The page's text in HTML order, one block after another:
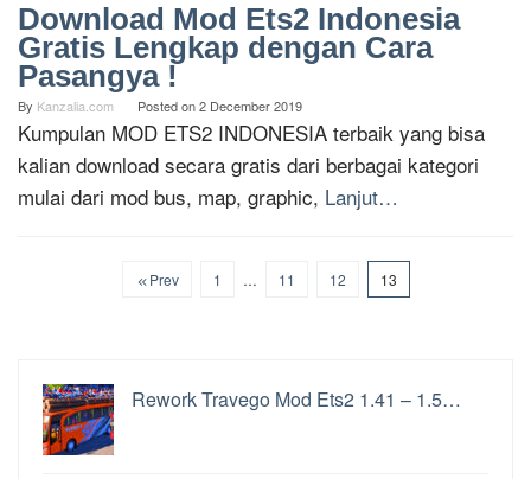
Download Mod Ets2 Indonesia
Gratis Lengkap dengan Cara
Pasangya !
By Kanzalia.com Posted on2 December 2019
Kumpulan MOD ETS2 INDONESIA terbaik yang bisa
kalian download secara gratis dari berbagai kategori
mulai dari mod bus, map, graphic, Lanjut…
Prev 1 … 11 12 13
Rework Travego Mod Ets2 1.41 – 1.5…